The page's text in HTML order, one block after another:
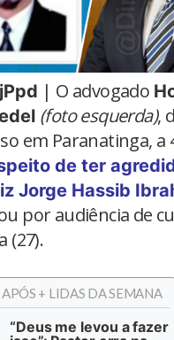
| O advogado
(foto esquerda),
em Paranatinga, a
de ter
Jorge Hassib
por audiência de
(27).
+ LIDAS DA SEMANA
“Deus me levou a fazer